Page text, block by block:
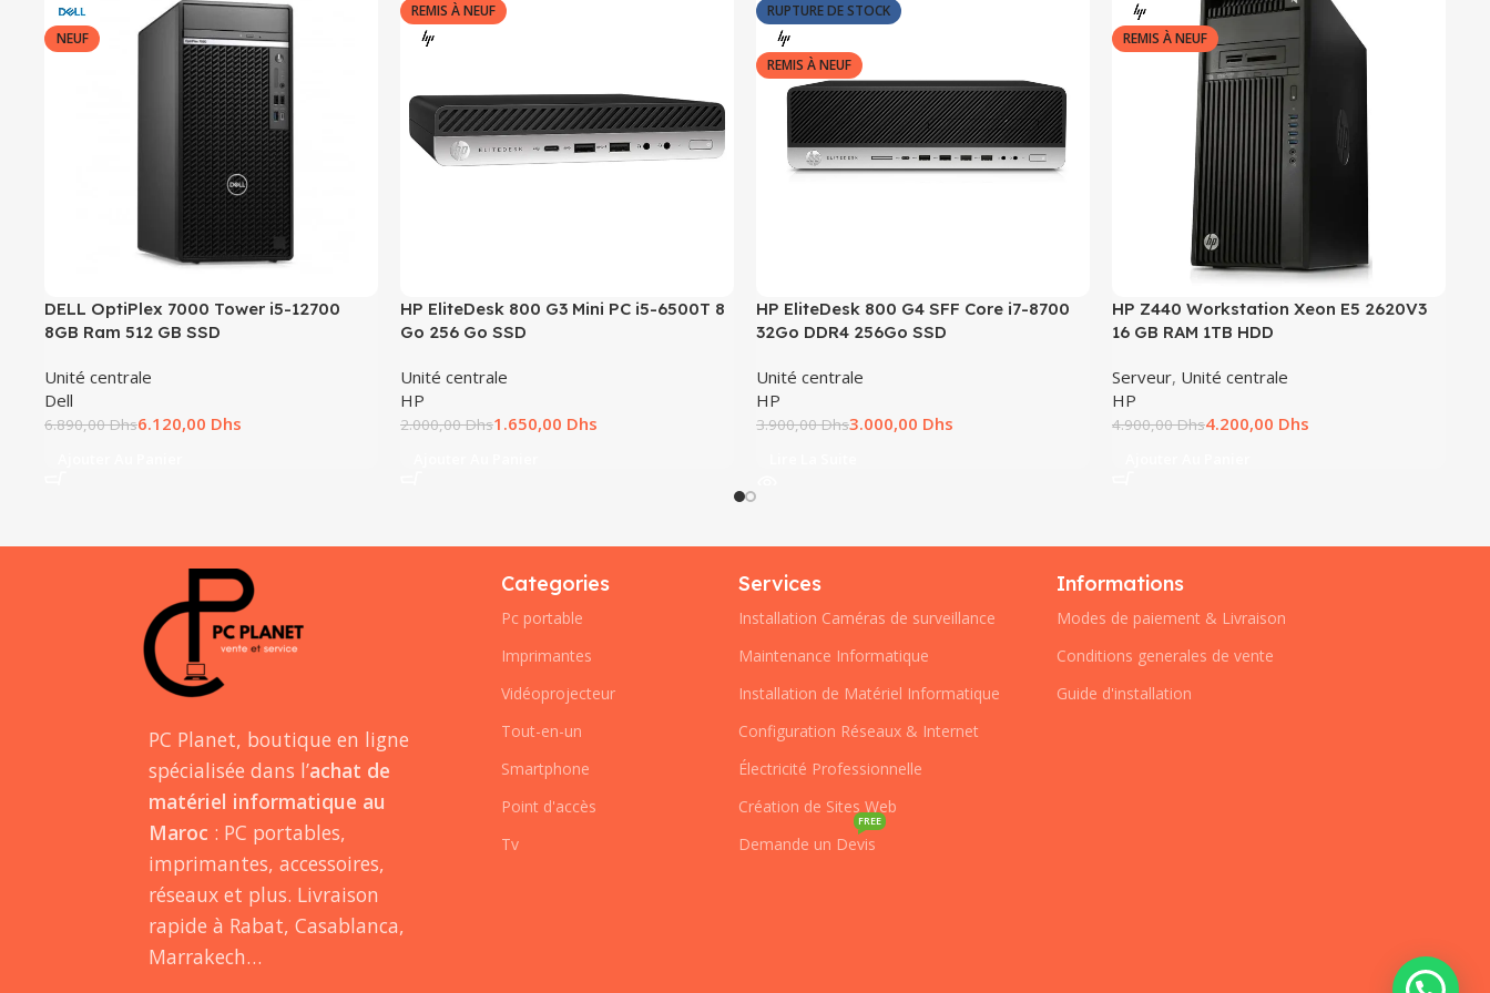
NEUF
DELL OptiPlex 7000 Tower i5-12700
8GB Ram 512 GB SSD
Unité centrale
Dell
6.890,00Dhs6.120,00 Dhs
REMIS À NEUF
HP EliteDesk 800 G3 Mini PC i5-6500T 8
Go 256 Go SSD
Unité centrale
HP
2.000,00Dhs1.650,00 Dhs
RUPTURE DE STOCK
REMIS À NEUF
HP EliteDesk 800 G4 SFF Core i7-8700
32Go DDR4 256Go SSD
Unité centrale
HP
3.900,00Dhs3.000,00 Dhs
REMIS À NEUF
HP Z440 Workstation Xeon E5 2620V3
16 GB RAM 1TB HDD
Serveur, Unité centrale
HP
4.900,00Dhs4.200,00 Dhs
PC Planet, boutique en ligne
spécialisée dans l’achat de
matériel informatique au
Maroc : PC portables,
imprimantes, accessoires,
réseaux et plus. Livraison
rapide à Rabat, Casablanca,
Marrakech…
Categories
Pc portable
Imprimantes
Vidéoprojecteur
Tout-en-un
Smartphone
Point d'accès
Tv
Services
Installation Caméras de surveillance
Maintenance Informatique
Installation de Matériel Informatique
Configuration Réseaux & Internet
Électricité Professionnelle
Création de Sites Web
Demande un Devis
FREE
Informations
Modes de paiement & Livraison
Conditions generales de vente
Guide d'installation